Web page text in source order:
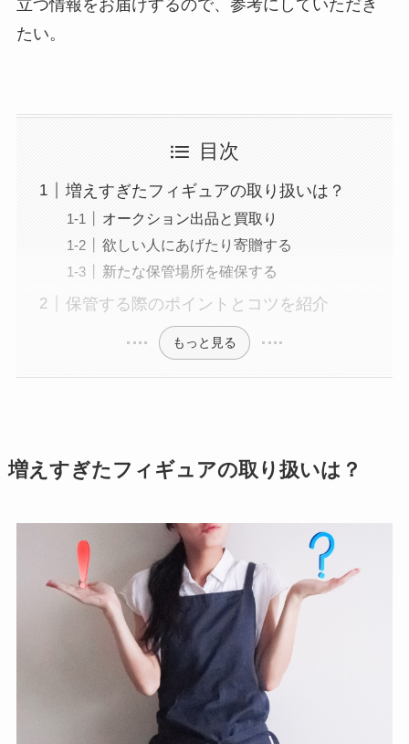
立つ情報をお届けするので、参考にしていただき
たい。
目次
増えすぎたフィギュアの取り扱いは？
オークション出品と買取り
欲しい人にあげたり寄贈する
新たな保管場所を確保する
保管する際のポイントとコツを紹介
もっと見る
増えすぎたフィギュアの取り扱いは？